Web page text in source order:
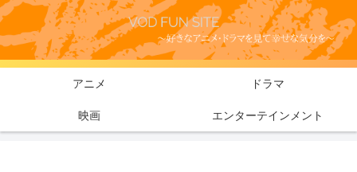
アニメ ドラマ
映画 エンターテインメント